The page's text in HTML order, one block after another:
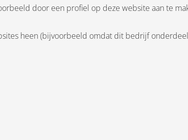
door een profiel op deze website aan te
heen (bijvoorbeeld omdat dit bedrijf